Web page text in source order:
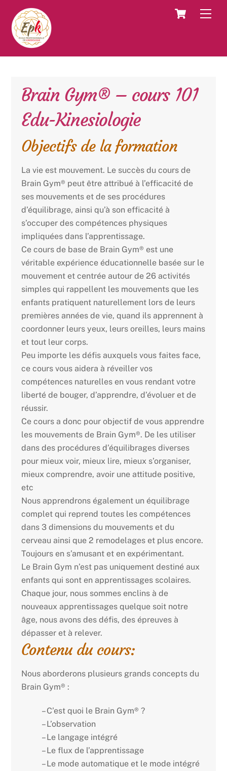
content
Cart
Brain Gym® – cours 101
Edu-Kinesiologie
Objectifs de la formation
La vie est mouvement. Le succès du cours de
Brain Gym® peut être attribué à l’efficacité de
ses mouvements et de ses procédures
d’équilibrage, ainsi qu’à son efficacité à
s’occuper des compétences physiques
impliquées dans l’apprentissage.
Ce cours de base de Brain Gym® est une
véritable expérience éducationnelle basée sur le
mouvement et centrée autour de 26 activités
simples qui rappellent les mouvements que les
enfants pratiquent naturellement lors de leurs
premières années de vie, quand ils apprennent à
coordonner leurs yeux, leurs oreilles, leurs mains
et tout leur corps.
Peu importe les défis auxquels vous faites face,
ce cours vous aidera à réveiller vos
compétences naturelles en vous rendant votre
liberté de bouger, d’apprendre, d’évoluer et de
réussir.
Ce cours a donc pour objectif de vous apprendre
les mouvements de Brain Gym®. De les utiliser
dans des procédures d’équilibrages diverses
pour mieux voir, mieux lire, mieux s’organiser,
mieux comprendre, avoir une attitude positive,
etc
Nous apprendrons également un équilibrage
complet qui reprend toutes les compétences
dans 3 dimensions du mouvements et du
cerveau ainsi que 2 remodelages et plus encore.
Toujours en s’amusant et en expérimentant.
Le Brain Gym n’est pas uniquement destiné aux
enfants qui sont en apprentissages scolaires.
Chaque jour, nous sommes enclins à de
nouveaux apprentissages quelque soit notre
âge, nous avons des défis, des épreuves à
dépasser et à relever.
Contenu du cours:
Nous aborderons plusieurs grands concepts du
Brain Gym® :
– C’est quoi le Brain Gym® ?
– L’observation
– Le langage intégré
– Le flux de l’apprentissage
– Le mode automatique et le mode intégré